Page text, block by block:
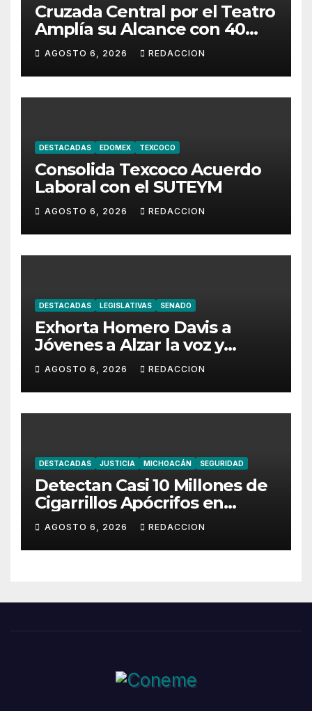
Cruzada Central por el Teatro
Amplía su Alcance con 40
Días de Actividades
AGOSTO 6, 2026 REDACCION
DESTACADAS EDOMEX TEXCOCO
Consolida Texcoco Acuerdo
Laboral con el SUTEYM
AGOSTO 6, 2026 REDACCION
DESTACADAS LEGISLATIVAS SENADO
Exhorta Homero Davis a
Jóvenes a Alzar la voz y
Participar en México
AGOSTO 6, 2026 REDACCION
DESTACADAS JUSTICIA MICHOACÁN SEGURIDAD
Detectan Casi 10 Millones de
Cigarrillos Apócrifos en
Lázaro Cárdenas
AGOSTO 6, 2026 REDACCION